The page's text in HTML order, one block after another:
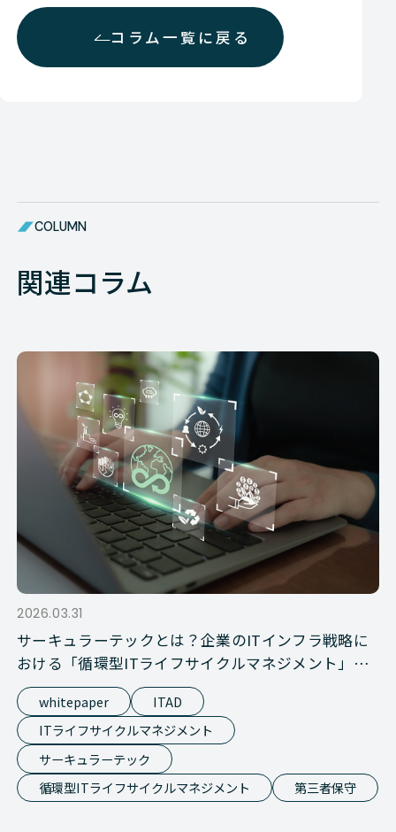
コラム一覧に戻る
COLUMN
関連コラム
2026.03.31
サーキュラーテックとは？企業のITインフラ戦略に
おける「循環型ITライフサイクルマネジメント」の
基礎知識
whitepaper
ITAD
ITライフサイクルマネジメント
サーキュラーテック
循環型ITライフサイクルマネジメント
第三者保守